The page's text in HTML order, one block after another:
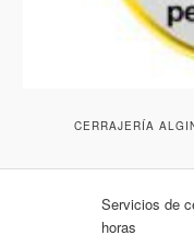
CERRAJERÍA
Servicios de
horas